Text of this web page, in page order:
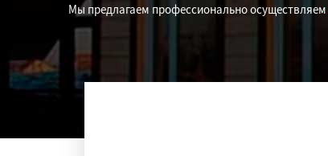
Мы предлагаем профессионально осуществляем